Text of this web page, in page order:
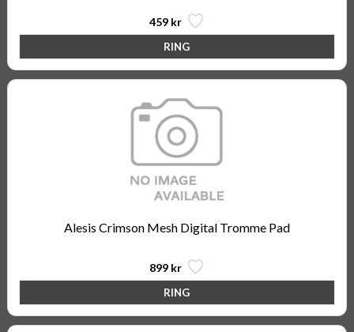
459 kr
Alesis Crimson Mesh Digital Tromme Pad
899 kr